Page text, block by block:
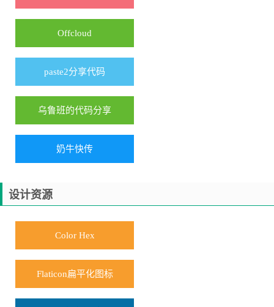
Offcloud
paste2分享代码
乌鲁班的代码分享
奶牛快传
设计资源
Color Hex
Flaticon扁平化图标